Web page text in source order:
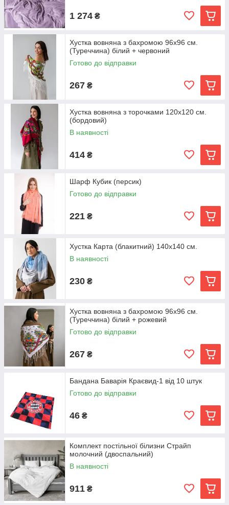
1 274 ₴
Хустка вовняна з бахромою 96х96 см.
(Туреччина) білий + червоний
Готово до відправки
267 ₴
Хустка вовняна з торочками 120х120 см.
(бордовий)
В наявності
414 ₴
Шарф Кубик (персик)
Готово до відправки
221 ₴
Хустка Карта (блакитний) 140х140 см.
В наявності
230 ₴
Хустка вовняна з бахромою 96х96 см.
(Туреччина) білий + рожевий
Готово до відправки
267 ₴
Бандана Баварія Краєвид-1 від 10 штук
Готово до відправки
46 ₴
Комплект постільної білизни Страйп
молочний (двоспальний)
В наявності
911 ₴